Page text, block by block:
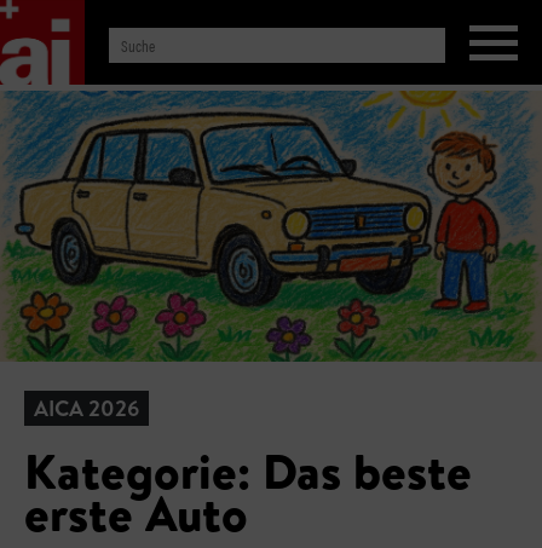
AICA 2026
Kategorie: Das beste
erste Auto